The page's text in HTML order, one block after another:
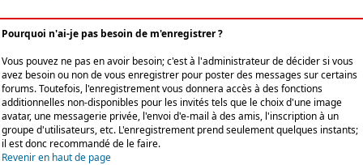
Pourquoi n'ai-je pas besoin de m'enregistrer ?
Vous pouvez ne pas en avoir besoin; c'est à l'administrateur de décider si vous
avez besoin ou non de vous enregistrer pour poster des messages sur certains
forums. Toutefois, l'enregistrement vous donnera accès à des fonctions
additionnelles non-disponibles pour les invités tels que le choix d'une image
avatar, une messagerie privée, l'envoi d'e-mail à des amis, l'inscription à un
groupe d'utilisateurs, etc. L'enregistrement prend seulement quelques instants;
il est donc recommandé de le faire.
Revenir en haut de page